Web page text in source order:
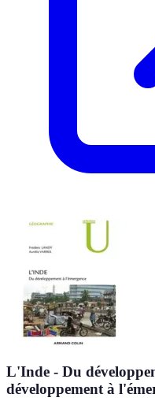
L'Inde - Du
développement à